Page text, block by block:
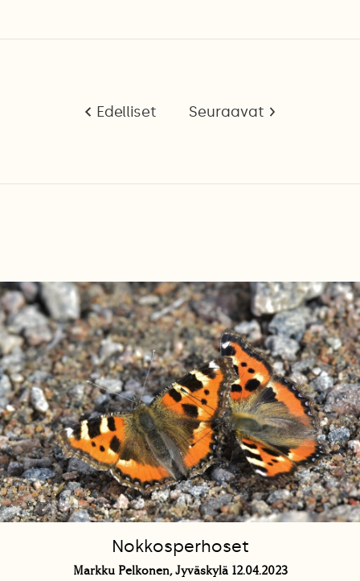
Edelliset Seuraavat
Nokkosperhoset
Markku Pelkonen, Jyväskylä 12.04.2023